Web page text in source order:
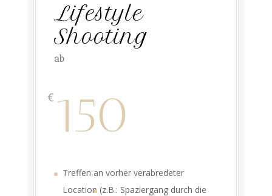
Lifestyle
Shooting
ab
€ 150
Treffen an vorher verabredeter
Location (z.B.: Spaziergang durch die